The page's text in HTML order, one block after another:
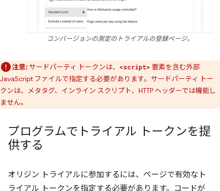
コンバージョンの測定のトライアルの登録ページ。
注意: サードパーティ トークンは、 <script> 要素を含む外部
JavaScript ファイルで指定する必要があります。サードパーティ トー
クンは、メタタグ、インライン スクリプト、HTTP ヘッダーでは機能し
ません。
プログラムでトライアル トークンを提
供する
オリジン トライアルに参加するには、ページで有効なト
ライアル トークンを指定する必要があります。コードが